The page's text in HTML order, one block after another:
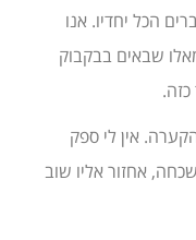
הכל יחדיו. אנו
שבאים בבקבוק
אין לי ספק
אחזור אליו שוב